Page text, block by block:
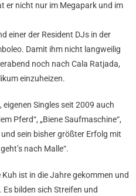
er nicht nur im Megapark und im
einer der Resident DJs in der
Damit ihm nicht langweilig
noch nach Cala Ratjada,
einzuheizen.
eigenen Singles seit 2009 auch
Pferd“, „Biene Saufmaschine“,
sein bisher größter Erfolg mit
nach Malle“.
ist in die Jahre gekommen und
bilden sich Streifen und